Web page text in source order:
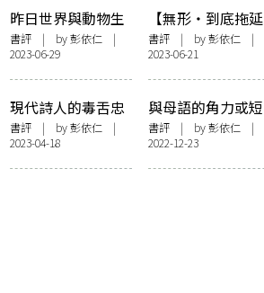
昨日世界與動物生
活的消逝：讀鍾逆
《動物家族》
書評 | by彭依仁 |
2023-06-29
【無形・到底拖延
過甚麼事】讀飲江
《於是搬石伏匿匿
躲貓貓你沿街看節
日的燈飾》
書評| by彭依仁|
2023-06-21
現代詩人的毒舌忠
告——評《辛波絲
卡談寫作》
書評 | by彭依仁 |
2023-04-18
與母語的角力或短
暫的燦爛——評王
鷗行《此生，你我
皆短暫燦爛》
書評| by彭依仁|
2022-12-23